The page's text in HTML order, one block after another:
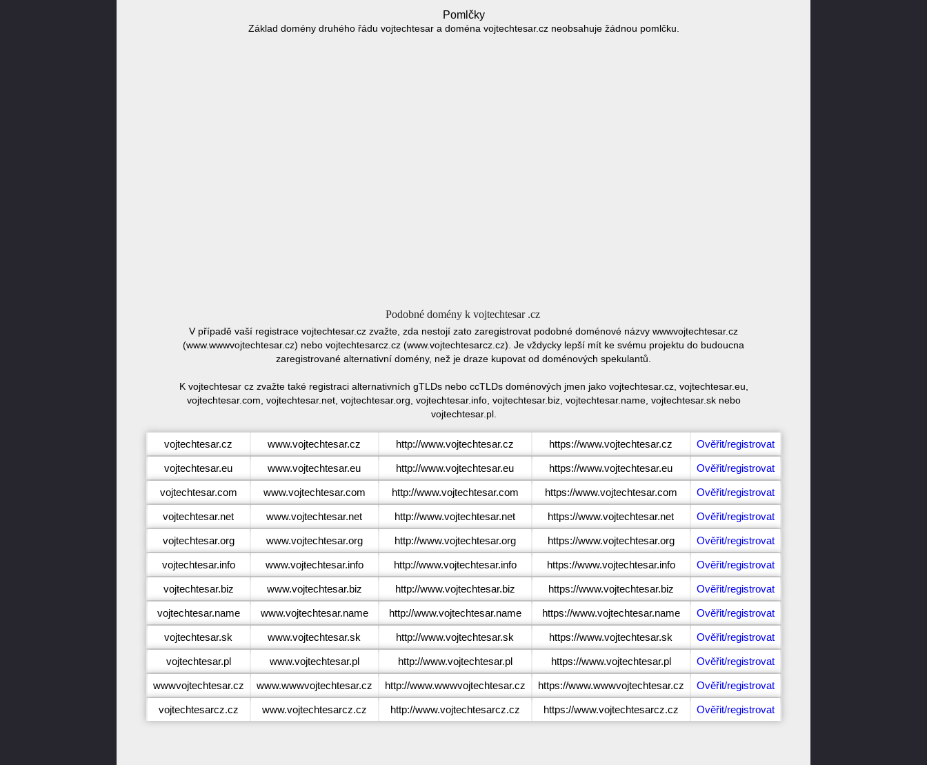
Pomlčky
Základ domény druhého řádu vojtechtesar a doména vojtechtesar.cz neobsahuje žádnou pomlčku.
Podobné domény k vojtechtesar .cz
V případě vaší registrace vojtechtesar.cz zvažte, zda nestojí zato zaregistrovat podobné doménové názvy wwwvojtechtesar.cz
(www.wwwvojtechtesar.cz) nebo vojtechtesarcz.cz (www.vojtechtesarcz.cz). Je vždycky lepší mít ke svému projektu do budoucna
zaregistrované alternativní domény, než je draze kupovat od doménových spekulantů.
K vojtechtesar cz zvažte také registraci alternativních gTLDs nebo ccTLDs doménových jmen jako vojtechtesar.cz, vojtechtesar.eu,
vojtechtesar.com, vojtechtesar.net, vojtechtesar.org, vojtechtesar.info, vojtechtesar.biz, vojtechtesar.name, vojtechtesar.sk nebo
vojtechtesar.pl.
vojtechtesar.cz www.vojtechtesar.cz http://www.vojtechtesar.cz https://www.vojtechtesar.cz Ověřit/registrovat
vojtechtesar.eu www.vojtechtesar.eu http://www.vojtechtesar.eu https://www.vojtechtesar.eu Ověřit/registrovat
vojtechtesar.com www.vojtechtesar.com http://www.vojtechtesar.com https://www.vojtechtesar.com Ověřit/registrovat
vojtechtesar.net www.vojtechtesar.net http://www.vojtechtesar.net https://www.vojtechtesar.net Ověřit/registrovat
vojtechtesar.org www.vojtechtesar.org http://www.vojtechtesar.org https://www.vojtechtesar.org Ověřit/registrovat
vojtechtesar.info www.vojtechtesar.info http://www.vojtechtesar.info https://www.vojtechtesar.info Ověřit/registrovat
vojtechtesar.biz www.vojtechtesar.biz http://www.vojtechtesar.biz https://www.vojtechtesar.biz Ověřit/registrovat
vojtechtesar.name www.vojtechtesar.name http://www.vojtechtesar.name https://www.vojtechtesar.name Ověřit/registrovat
vojtechtesar.sk www.vojtechtesar.sk http://www.vojtechtesar.sk https://www.vojtechtesar.sk Ověřit/registrovat
vojtechtesar.pl www.vojtechtesar.pl http://www.vojtechtesar.pl https://www.vojtechtesar.pl Ověřit/registrovat
wwwvojtechtesar.cz www.wwwvojtechtesar.cz http://www.wwwvojtechtesar.cz https://www.wwwvojtechtesar.cz Ověřit/registrovat
vojtechtesarcz.cz www.vojtechtesarcz.cz http://www.vojtechtesarcz.cz https://www.vojtechtesarcz.cz Ověřit/registrovat